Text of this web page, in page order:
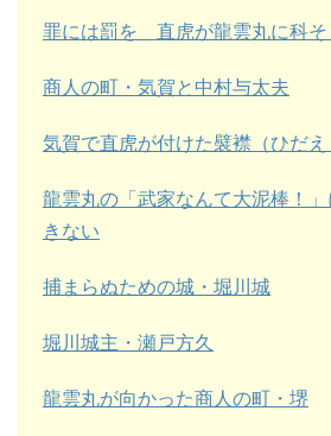
罪には罰を 直虎が龍雲丸に科そ
商人の町・気賀と中村与太夫
気賀で直虎が付けた襞襟（ひだえ
龍雲丸の「武家なんて大泥棒！
きない
捕まらぬための城・堀川城
堀川城主・瀬戸方久
龍雲丸が向かった商人の町・堺